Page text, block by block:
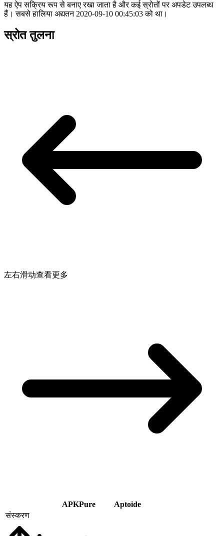
यह ऐप सक्रिय रूप से बनाए रखा जाता है और कई स्रोतों पर अपडेट उपलब्ध
हैं। सबसे हालिया अद्यतन 2020-09-10 00:45:03 को था।
स्रोत तुलना
左右滑动查看更多
APKPure
Aptoide
संस्करण